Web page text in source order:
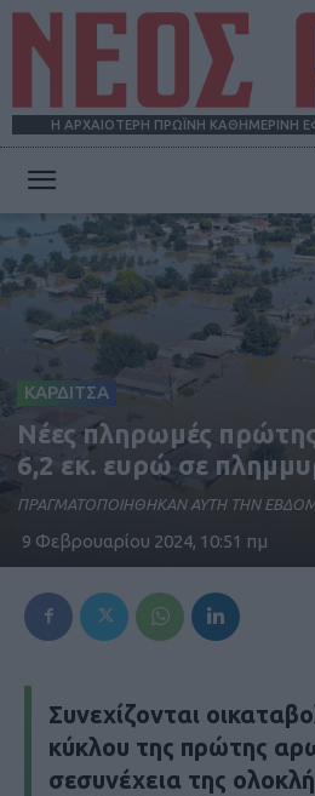
Η ΑΡΧΑΙΟΤΕΡΗ ΠΡΩΪΝΗ ΚΑΘΗΜΕΡΙΝΗ
ΑΓΩΝ
ΚΑΡΔΙΤΣΑ
Νέες πληρωμές
6,2 εκ. ευρώ σε
ΠΡΑΓΜΑΤΟΠΟΙΗΘΗΚΑΝ ΑΥΤΗ ΤΗΝ
9 Φεβρουαρίου 2024, 10:51 πμ
Συνεχίζονται
κύκλου της πρώτης
σεσυνέχεια της